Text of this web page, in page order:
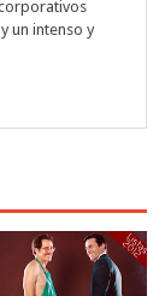
un intenso y